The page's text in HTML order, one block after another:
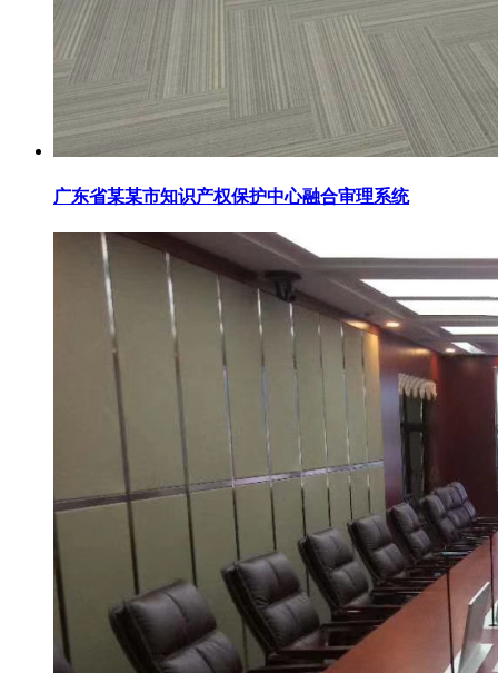
广东省某某市知识产权保护中心融合审理系统